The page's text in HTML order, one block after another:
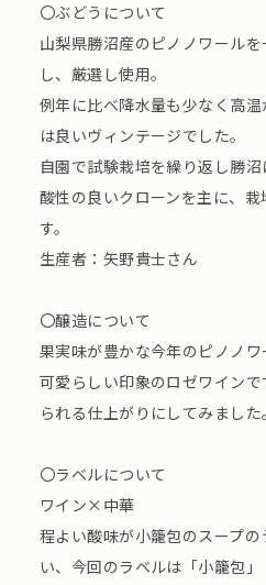
〇ぶどうについて
山梨県勝沼産のピノノワール
し、厳選し使用。
例年に比べ降水量も少なく高
は良いヴィンテージでした。
自園で試験栽培を繰り返し勝
酸性の良いクローンを主に、
す。
生産者：矢野貴士さん
〇醸造について
果実味が豊かな今年のピノノワ
可愛らしい印象のロゼワイン
られる仕上がりにしてみました。
〇ラベルについて
ワイン×中華
程よい酸味が小籠包のスープ
い、今回のラベルは「小籠包」